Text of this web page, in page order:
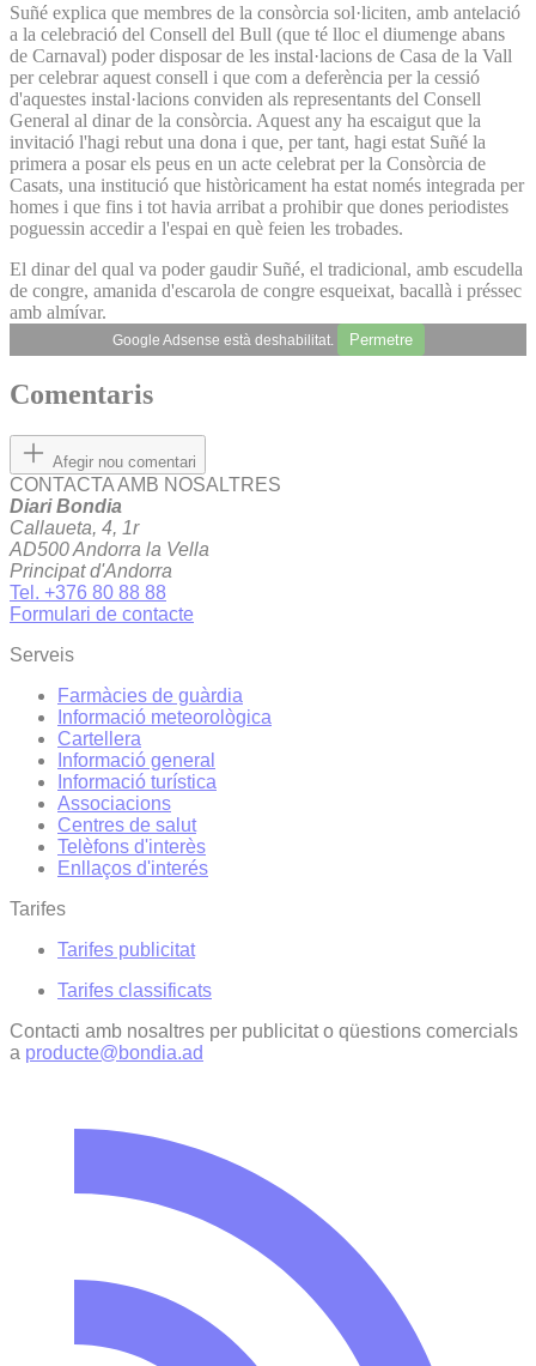
Suñé explica que membres de la consòrcia sol·liciten, amb antelació
a la celebració del Consell del Bull (que té lloc el diumenge abans
de Carnaval) poder disposar de les instal·lacions de Casa de la Vall
per celebrar aquest consell i que com a deferència per la cessió
d'aquestes instal·lacions conviden als representants del Consell
General al dinar de la consòrcia. Aquest any ha escaigut que la
invitació l'hagi rebut una dona i que, per tant, hagi estat Suñé la
primera a posar els peus en un acte celebrat per la Consòrcia de
Casats, una institució que històricament ha estat només integrada per
homes i que fins i tot havia arribat a prohibir que dones periodistes
poguessin accedir a l'espai en què feien les trobades.
El dinar del qual va poder gaudir Suñé, el tradicional, amb escudella
de congre, amanida d'escarola de congre esqueixat, bacallà i préssec
amb almívar.
Google Adsense està deshabilitat. Permetre
Comentaris
Afegir nou comentari
CONTACTA AMB NOSALTRES
Diari Bondia
Callaueta, 4, 1r
AD500 Andorra la Vella
Principat d'Andorra
Tel. +376 80 88 88
Formulari de contacte
Serveis
Farmàcies de guàrdia
Informació meteorològica
Cartellera
Informació general
Informació turística
Associacions
Centres de salut
Telèfons d'interès
Enllaços d'interés
Tarifes
Tarifes publicitat
Tarifes classificats
Contacti amb nosaltres per publicitat o qüestions comercials
a producte@bondia.ad